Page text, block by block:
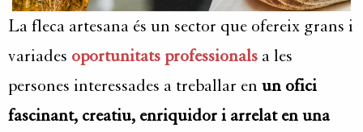
La fleca artesana és un sector que ofereix grans i
variades oportunitats professionals a les
persones interessades a treballar en un ofici
fascinant, creatiu, enriquidor i arrelat en una